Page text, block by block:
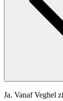
Ja. Vanaf Veghel